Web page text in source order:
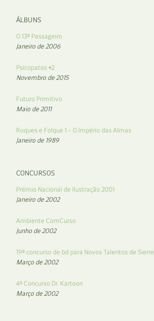
ÁLBUNS
O 13º Passageiro
Janeiro de 2006
Psicopatos #2
Novembro de 2015
Futuro Primitivo
Maio de 2011
Roques e Folque 1 – O Império das Almas
Janeiro de 1989
CONCURSOS
Prémio Nacional de Ilustração 2001
Janeiro de 2002
Ambiente ComCurso
Junho de 2002
19º concurso de bd para Novos Talentos de Sierre
Março de 2002
4º Concurso Dr. Kartoon
Março de 2002